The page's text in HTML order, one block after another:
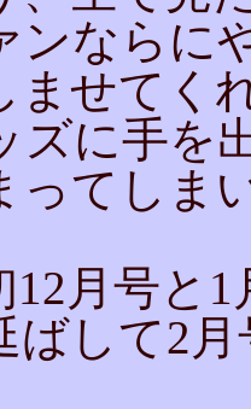
ンならに
ませてく
ズに手を
ってしま
12月号と
ばして2